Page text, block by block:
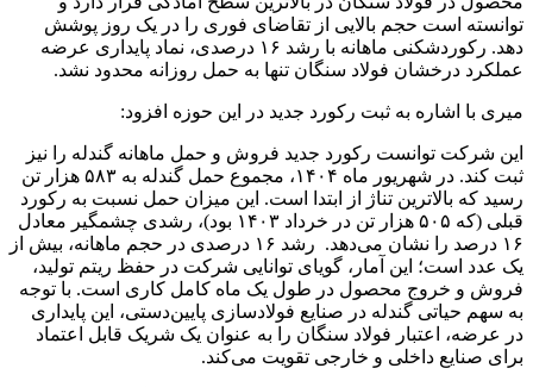
توانسته است حجم بالایی از تقاضای فوری را در یک روز پوشش
دهد. رکوردشکنی ماهانه با رشد ۱۶ درصدی، نماد پایداری عرضه
عملکرد درخشان فولاد سنگان تنها به حمل روزانه محدود نشد.
میری با اشاره به ثبت رکورد جدید در این حوزه افزود:
این شرکت توانست رکورد جدید فروش و حمل ماهانه گندله را نیز
ثبت کند. در شهریور ماه ۱۴۰۴، مجموع حمل گندله به ۵۸۳ هزار تن
رسید که بالاترین تناژ از ابتدا است. این میزان حمل نسبت به رکورد
قبلی (که ۵۰۵ هزار تن در خرداد ۱۴۰۳ بود)، رشدی چشمگیر معادل
۱۶ درصد را نشان می‌دهد. رشد ۱۶ درصدی در حجم ماهانه، بیش از
یک عدد است؛ این آمار، گویای توانایی شرکت در حفظ ریتم تولید،
فروش و خروج محصول در طول یک ماه کامل کاری است. با توجه
به سهم حیاتی گندله در صنایع فولادسازی پایین‌دستی، این پایداری
در عرضه، اعتبار فولاد سنگان را به عنوان یک شریک قابل اعتماد
برای صنایع داخلی و خارجی تقویت می‌کند.